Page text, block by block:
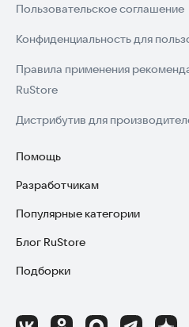
Пользовательское соглашение
Конфиденциальность для
Правила применения
RuStore
Дистрибутив для
Помощь
Установка RuStore на TV
Установка RuStore на телефон
Установка RuStore в машину
Помощь пользователям RuStore
Разработчикам
Зарабатывать с RuStore
Стать разработчиком
Доступ к RuStore Консоль
Популярные категории
Игры для Android
Приложения банков
Блог RuStore
Обзоры игр для Android 2025
Подборки